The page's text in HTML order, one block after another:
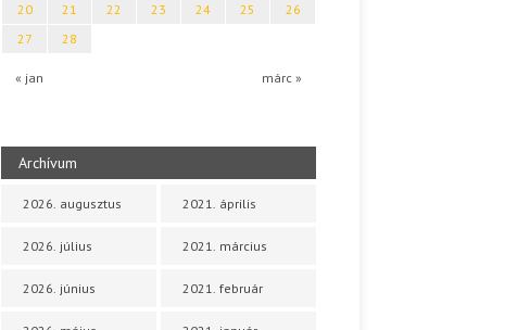
« jan márc »
20
21 22 23 24 25
26
27
28
Archívum
2026. augusztus
2026. július
2026. június
2021. április
2021. március
2021. február